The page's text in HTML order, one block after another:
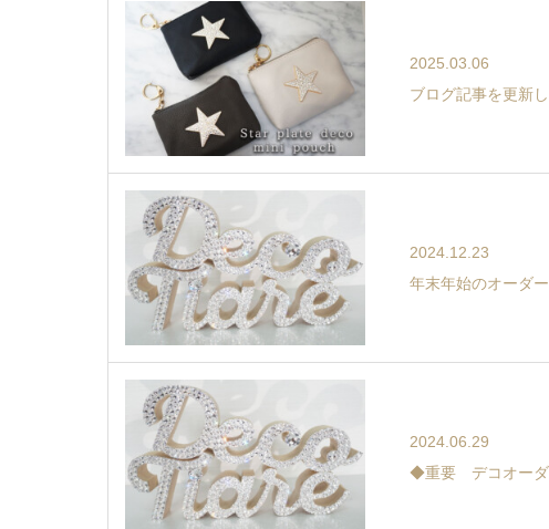
2025.03.06
ブログ記事を更新
2024.12.23
年末年始のオーダ
2024.06.29
◆重要 デコオーダ